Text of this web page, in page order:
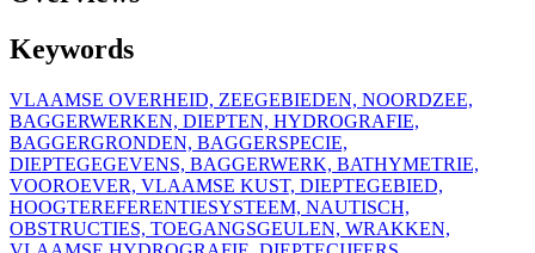
Keywords
VLAAMSE OVERHEID, ZEEGEBIEDEN, NOORDZEE,
BAGGERWERKEN, DIEPTEN, HYDROGRAFIE,
BAGGERGRONDEN, BAGGERSPECIE,
DIEPTEGEGEVENS, BAGGERWERK, BATHYMETRIE,
VOOROEVER, VLAAMSE KUST, DIEPTEGEBIED,
HOOGTEREFERENTIESYSTEEM, NAUTISCH,
OBSTRUCTIES, TOEGANGSGEULEN, WRAKKEN,